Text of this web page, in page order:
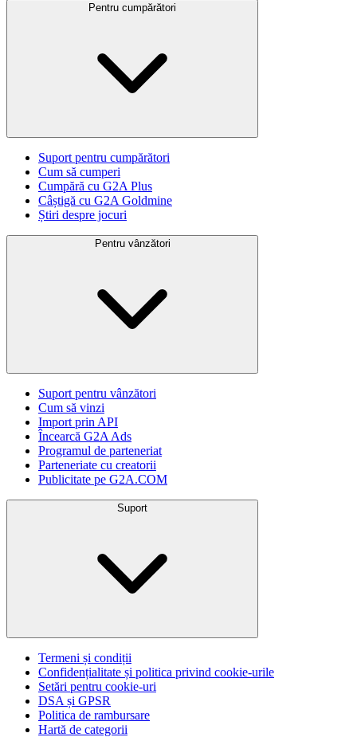
Pentru cumpărători
Suport pentru cumpărători
Cum să cumperi
Cumpără cu G2A Plus
Câștigă cu G2A Goldmine
Știri despre jocuri
Pentru vânzători
Suport pentru vânzători
Cum să vinzi
Import prin API
Încearcă G2A Ads
Programul de parteneriat
Parteneriate cu creatorii
Publicitate pe G2A.COM
Suport
Termeni și condiții
Confidențialitate și politica privind cookie-urile
Setări pentru cookie-uri
DSA și GPSR
Politica de rambursare
Hartă de categorii